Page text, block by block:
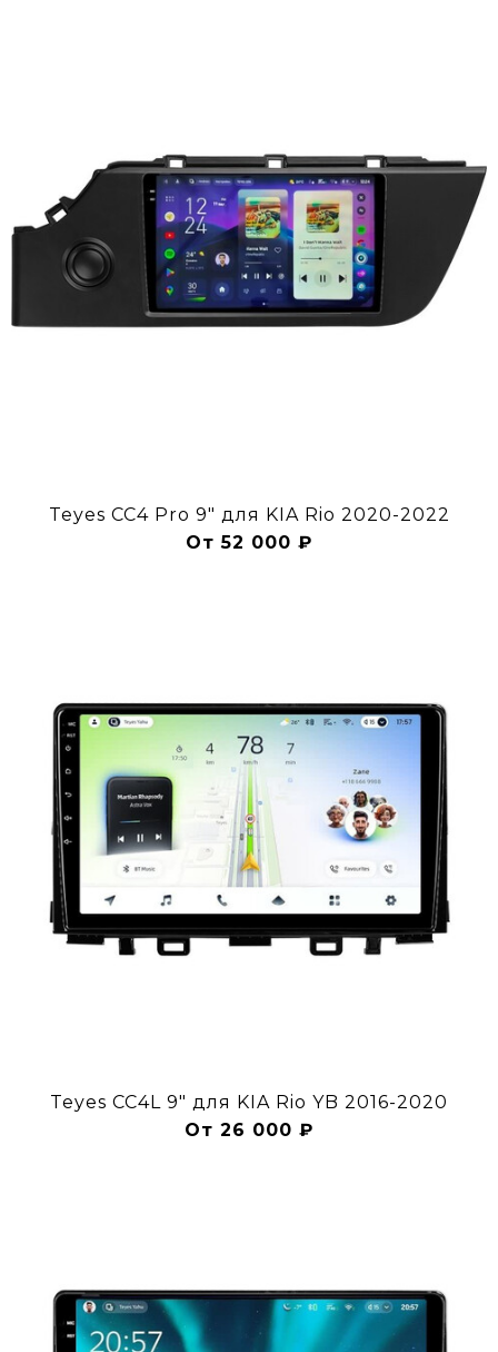
Teyes CC4 Pro 9" для KIA Rio 2020-2022
От 52 000 ₽
Teyes CC4L 9" для KIA Rio YB 2016-2020
От 26 000 ₽